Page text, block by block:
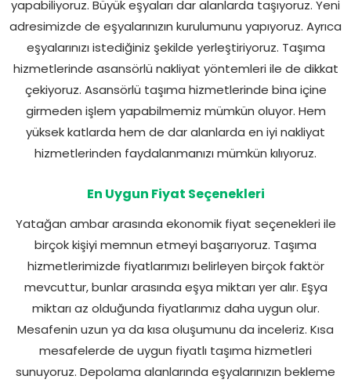
yapabiliyoruz. Büyük eşyaları dar alanlarda taşıyoruz. Yeni
adresimizde de eşyalarınızın kurulumunu yapıyoruz. Ayrıca
eşyalarınızı istediğiniz şekilde yerleştiriyoruz. Taşıma
hizmetlerinde asansörlü nakliyat yöntemleri ile de dikkat
çekiyoruz. Asansörlü taşıma hizmetlerinde bina içine
girmeden işlem yapabilmemiz mümkün oluyor. Hem
yüksek katlarda hem de dar alanlarda en iyi nakliyat
hizmetlerinden faydalanmanızı mümkün kılıyoruz.
En Uygun Fiyat Seçenekleri
Yatağan ambar arasında ekonomik fiyat seçenekleri ile
birçok kişiyi memnun etmeyi başarıyoruz. Taşıma
hizmetlerimizde fiyatlarımızı belirleyen birçok faktör
mevcuttur, bunlar arasında eşya miktarı yer alır. Eşya
miktarı az olduğunda fiyatlarımız daha uygun olur.
Mesafenin uzun ya da kısa oluşumunu da inceleriz. Kısa
mesafelerde de uygun fiyatlı taşıma hizmetleri
sunuyoruz. Depolama alanlarında eşyalarınızın bekleme